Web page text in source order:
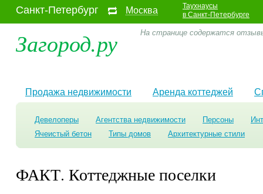
Санкт-Петербург Москва
Таухнаусы
в Санкт-Петербурге
Загород.ру На странице содержатся
Продажа недвижимости Аренда коттеджей
Девелоперы Агентства недвижимости Персоны
Ячеистый бетон
Типы домов Архитектурные стили
ФАКТ. Коттеджные поселки